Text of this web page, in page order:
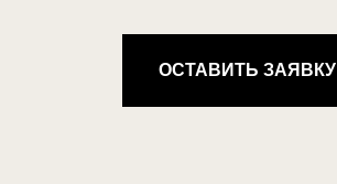
ОСТАВИТЬ ЗАЯВКУ